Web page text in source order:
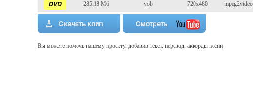
285.18 Мб vob 720x480 mpeg2video
Вы можете помочь нашему проекту, добавив текст, перевод, аккорды песни